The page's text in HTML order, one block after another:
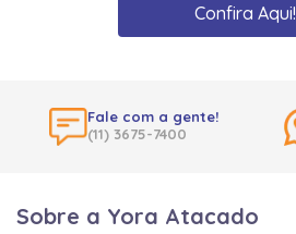
Confira Aqui!
Fale com a gente!
(11) 3675-7400
Sobre a Yora Atacado